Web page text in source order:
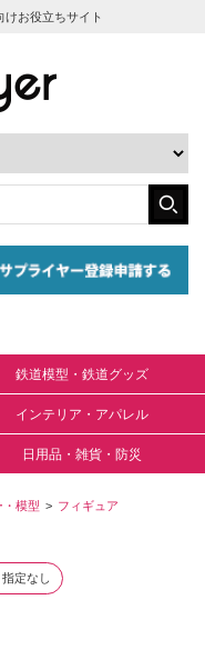
けお役立ちサイト
鉄道模型・鉄道グッズ
インテリア・アパレル
日用品・雑貨・防災
・模型
フィギュア
指定なし